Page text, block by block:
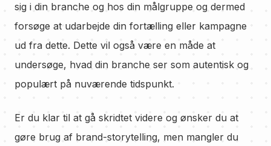
sig i din branche og hos din målgruppe og dermed
forsøge at udarbejde din fortælling eller kampagne
ud fra dette. Dette vil også være en måde at
undersøge, hvad din branche ser som autentisk og
populært på nuværende tidspunkt.
Er du klar til at gå skridtet videre og ønsker du at
gøre brug af brand-storytelling, men mangler du